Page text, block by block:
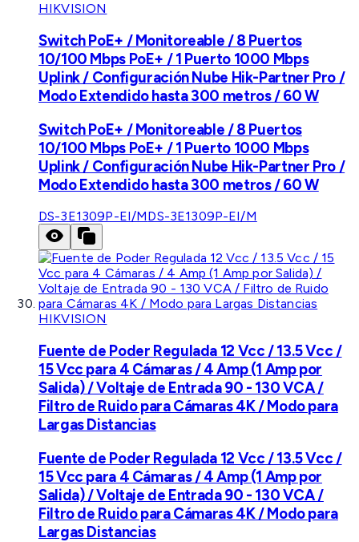
HIKVISION
Switch PoE+ / Monitoreable / 8 Puertos
10/100 Mbps PoE+ / 1 Puerto 1000 Mbps
Uplink / Configuración Nube Hik-Partner Pro /
Modo Extendido hasta 300 metros / 60 W
Switch PoE+ / Monitoreable / 8 Puertos
10/100 Mbps PoE+ / 1 Puerto 1000 Mbps
Uplink / Configuración Nube Hik-Partner Pro /
Modo Extendido hasta 300 metros / 60 W
DS-3E1309P-EI/MDS-3E1309P-EI/M
HIKVISION
Fuente de Poder Regulada 12 Vcc / 13.5 Vcc /
15 Vcc para 4 Cámaras / 4 Amp (1 Amp por
Salida) / Voltaje de Entrada 90 - 130 VCA /
Filtro de Ruido para Cámaras 4K / Modo para
Largas Distancias
Fuente de Poder Regulada 12 Vcc / 13.5 Vcc /
15 Vcc para 4 Cámaras / 4 Amp (1 Amp por
Salida) / Voltaje de Entrada 90 - 130 VCA /
Filtro de Ruido para Cámaras 4K / Modo para
Largas Distancias